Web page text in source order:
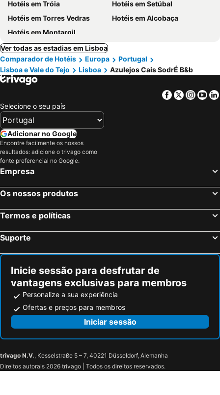
Hotéis em Tróia
Hotéis em Setúbal
Hotéis em Torres Vedras
Hotéis em Alcobaça
Hotéis em Montargil
Ver todas as estadias em Lisboa
Comparador de Hotéis
Europa
Portugal
Lisboa e Vale do Tejo
Lisboa Azulejos Cais SodrÉ B&b
Facebook
Twitter
Selecione o seu país
Adicionar no Google
Encontre facilmente os nossos
resultados: adicione o trivago como
fonte preferencial no Google.
Empresa
Os nossos produtos
Termos e políticas
Suporte
Inicie sessão para desfrutar de
vantagens exclusivas para membros
Personalize a sua experiência
Ofertas e preços para membros
Iniciar sessão
trivago N.V., Kesselstraße 5 – 7, 40221 Düsseldorf, Alemanha
Direitos autorais 2026 trivago | Todos os direitos reservados.